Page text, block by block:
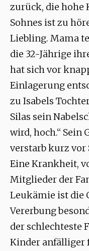
zurück, die
Sohnes ist zu
Liebling. Mama
die 32-Jährige
hat sich vor
Einlagerung
zu Isabels
Silas sein
wird, hoch.“ Sein
verstarb kurz vor
Eine Krankheit,
Mitglieder der
Leukämie ist die
Vererbung
der schlechteste
Kinder anfälliger